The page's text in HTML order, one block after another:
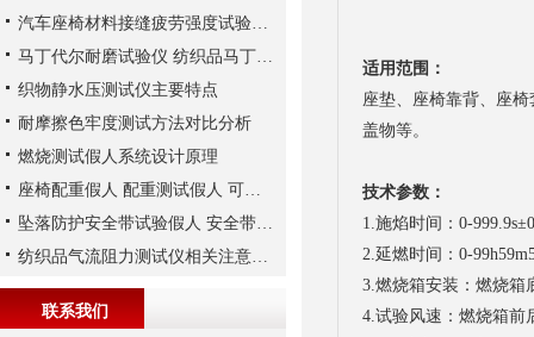
适用范围：
座垫、座椅靠背、座
盖物等。
技术参数：
1.施焰时间：0-
2.延燃时间：0-
3.燃烧箱安装：燃烧箱
4.试验风速：燃烧箱前
汽车座椅材料接缝疲劳强度试验机测试原理
马丁代尔耐磨试验仪 纺织品马丁代尔法织物耐磨性的测定
织物静水压测试仪主要特点
耐摩擦色牢度测试方法对比分析
燃烧测试假人系统设计原理
座椅配重假人 配重测试假人 可注水 沙子 铁砂等
坠落防护安全带试验假人 安全带系统性能测试假人
纺织品气流阻力测试仪相关注意事项
联系我们